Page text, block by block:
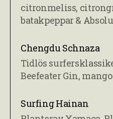
citronmeliss,
batakpeppar &
Chengdu Schnaza
Tidlös
Beefeater Gin,
Surfing Hainan